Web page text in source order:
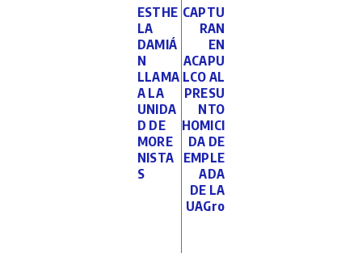
ESTHE
LA
DAMIÁ
N
LLAMA
A LA
UNIDA
D DE
MORE
NISTA
S
CAPTU
RAN
EN
ACAPU
LCO AL
PRESU
NTO
HOMICI
DA DE
EMPLE
ADA
DE LA
UAGro